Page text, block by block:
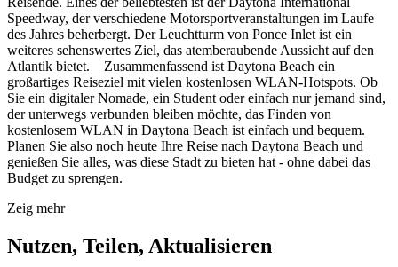
Speedway, der verschiedene Motorsportveranstaltungen im Laufe
des Jahres beherbergt. Der Leuchtturm von Ponce Inlet ist ein
weiteres sehenswertes Ziel, das atemberaubende Aussicht auf den
Atlantik bietet. Zusammenfassend ist Daytona Beach ein
großartiges Reiseziel mit vielen kostenlosen WLAN-Hotspots. Ob
Sie ein digitaler Nomade, ein Student oder einfach nur jemand sind,
der unterwegs verbunden bleiben möchte, das Finden von
kostenlosem WLAN in Daytona Beach ist einfach und bequem.
Planen Sie also noch heute Ihre Reise nach Daytona Beach und
genießen Sie alles, was diese Stadt zu bieten hat - ohne dabei das
Budget zu sprengen.
Zeig mehr
Nutzen, Teilen, Aktualisieren